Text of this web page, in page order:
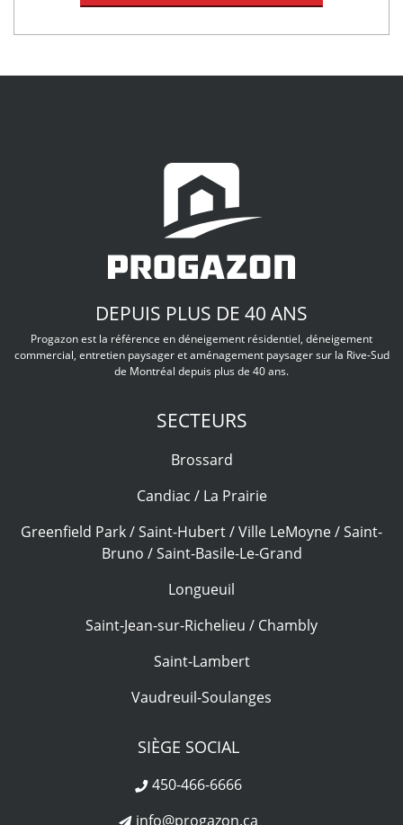
DEPUIS PLUS DE 40 ANS
Progazon est la référence en déneigement résidentiel, déneigement
commercial, entretien paysager et aménagement paysager sur la Rive-Sud
de Montréal depuis plus de 40 ans.
SECTEURS
Brossard
Candiac / La Prairie
Greenfield Park / Saint-Hubert / Ville LeMoyne / Saint-
Bruno / Saint-Basile-Le-Grand
Longueuil
Saint-Jean-sur-Richelieu / Chambly
Saint-Lambert
Vaudreuil-Soulanges
SIÈGE SOCIAL
450-466-6666
info@progazon.ca